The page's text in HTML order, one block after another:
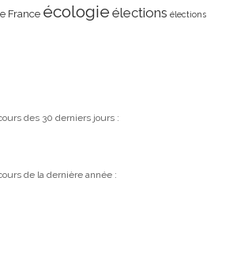
France écologie élections élections
des 30 derniers jours :
de la dernière année :